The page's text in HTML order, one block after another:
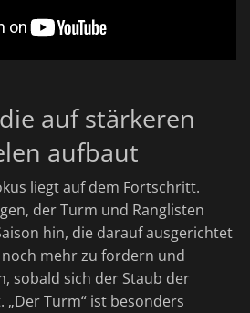
auf stärkeren
aufbaut
liegt auf dem Fortschritt.
der Turm und Ranglisten
hin, die darauf ausgerichtet
mehr zu fordern und
sobald sich der Staub der
„Der Turm“ ist besonders